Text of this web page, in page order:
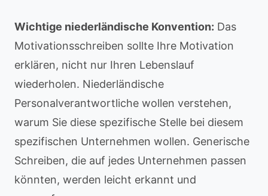
Wichtige niederländische Konvention: Das
Motivationsschreiben sollte Ihre Motivation
erklären, nicht nur Ihren Lebenslauf
wiederholen. Niederländische
Personalverantwortliche wollen verstehen,
warum Sie diese spezifische Stelle bei diesem
spezifischen Unternehmen wollen. Generische
Schreiben, die auf jedes Unternehmen passen
könnten, werden leicht erkannt und